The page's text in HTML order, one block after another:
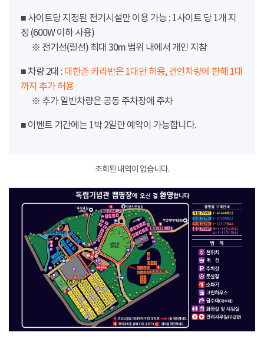
■ 사이트당 지정된 전기시설만 이용 가능 : 1사이트 당 1개 지
정 (600W 이하 사용)
※ 전기선(릴선) 최대 30m 범위 내에서 개인 지참
■ 차량 2대 : 대한존 카라반은 1대만 허용, 견인차량에 한해 1대
까지 추가 허용
※ 추가 일반차량은 공동 주차장에 주차
■ 이벤트 기간에는 1박 2일만 예약이 가능합니다.
조회된 내역이 없습니다.